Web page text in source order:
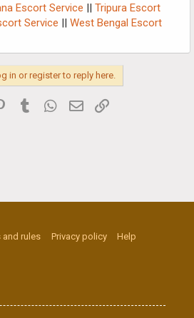
Escort Service || Tripura Escort
Service || West Bengal Escort
in or register to reply here.
PinterestTumblr WhatsApp
Email
and rules Privacy policy
Help